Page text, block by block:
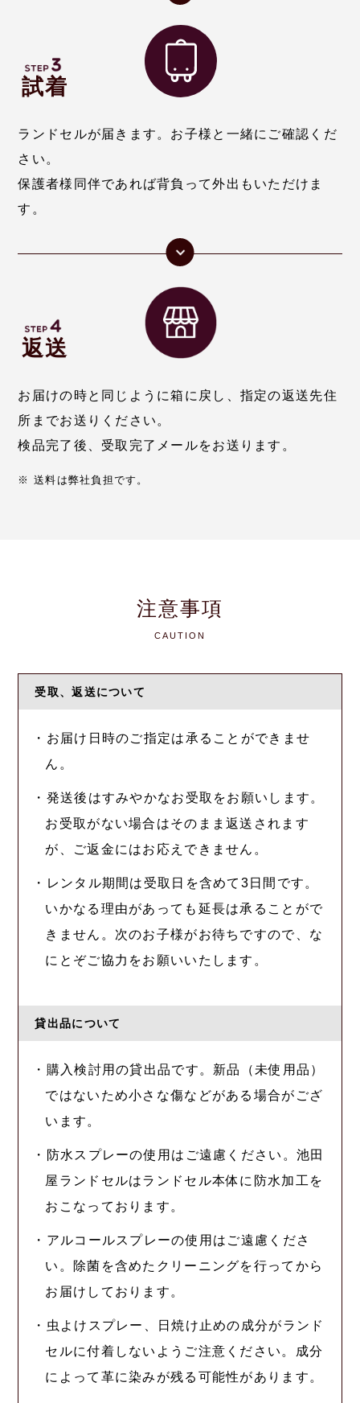
試着
ランドセルが届きます。お子様と一緒にご確認くだ
さい。
保護者様同伴であれば背負って外出もいただけま
す。
返送
お届けの時と同じように箱に戻し、指定の返送先住
所までお送りください。
検品完了後、受取完了メールをお送ります。
※ 送料は弊社負担です。
注意事項
CAUTION
受取、返送について
・お届け日時のご指定は承ることができませ
ん。
・発送後はすみやかなお受取をお願いします。
お受取がない場合はそのまま返送されます
が、ご返金にはお応えできません。
・レンタル期間は受取日を含めて3日間です。
いかなる理由があっても延長は承ることがで
きません。次のお子様がお待ちですので、な
にとぞご協力をお願いいたします。
貸出品について
・購入検討用の貸出品です。新品（未使用品）
ではないため小さな傷などがある場合がござ
います。
・防水スプレーの使用はご遠慮ください。池田
屋ランドセルはランドセル本体に防水加工を
おこなっております。
・アルコールスプレーの使用はご遠慮くださ
い。除菌を含めたクリーニングを行ってから
お届けしております。
・虫よけスプレー、日焼け止めの成分がランド
セルに付着しないようご注意ください。成分
によって革に染みが残る可能性があります。